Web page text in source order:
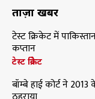
ताज़ा खबरें
टेस्ट क्रिकेट में
कप्तान
टेस्ट क्रिकेट
बॉम्बे हाई कोर्ट ने